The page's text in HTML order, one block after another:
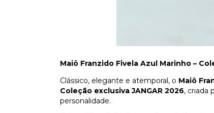
Maiô Franzido Fivela Azul Marinho –
Clássico, elegante e atemporal, o Maiô
Coleção exclusiva JANGAR 2026, criada
personalidade.